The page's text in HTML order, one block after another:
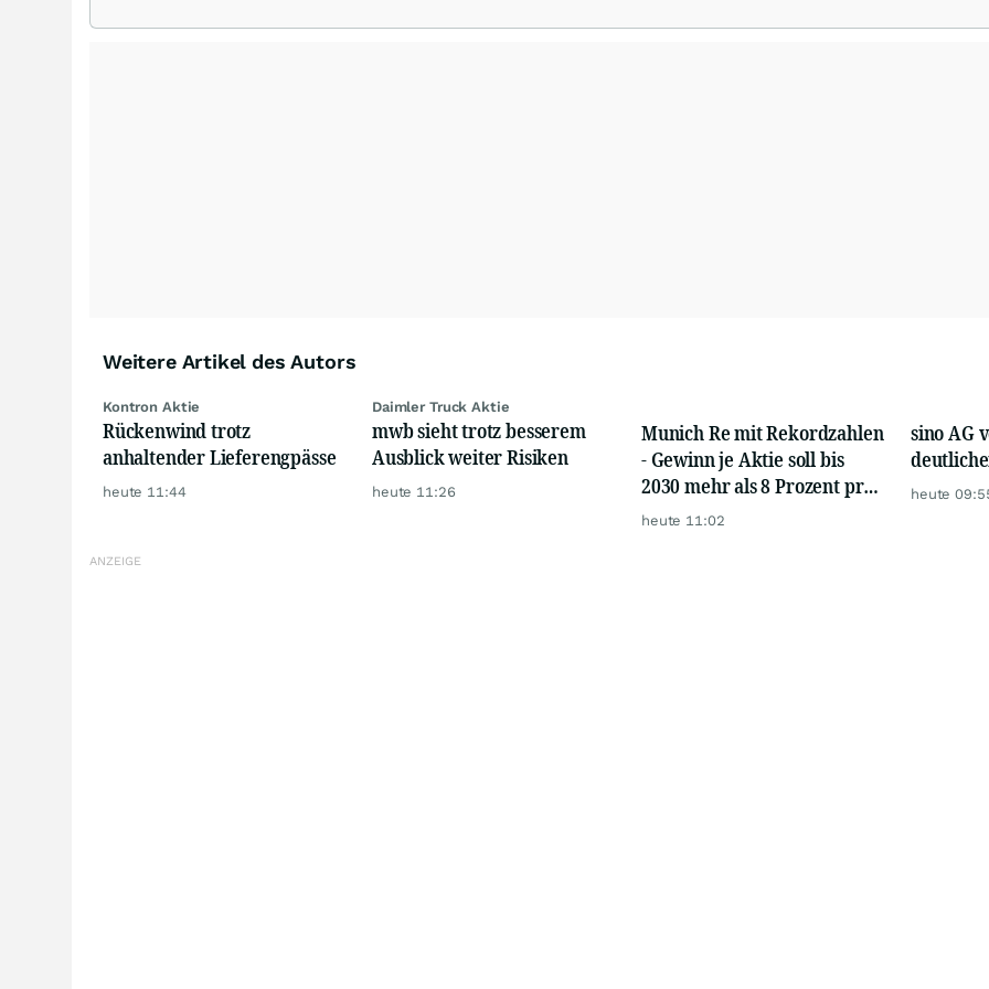
Weitere Artikel des Autors
Kontron Aktie
Rückenwind trotz
anhaltender Lieferengpässe
heute 11:44
Daimler Truck Aktie
mwb sieht trotz besserem
Ausblick weiter Risiken
heute 11:26
Munich Re mit Rekordzahlen
- Gewinn je Aktie soll bis
2030 mehr als 8 Prozent pro
Jahr steigen
heute 11:02
sino AG
heute